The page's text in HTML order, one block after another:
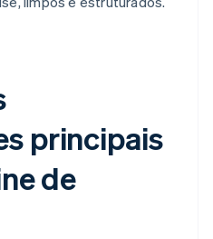
principais
de